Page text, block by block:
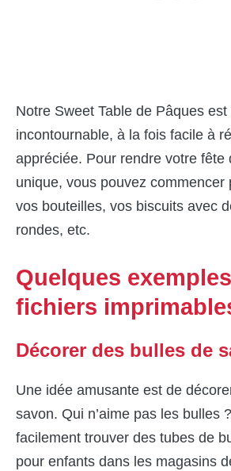
Notre Sweet Table de Pâques
incontournable, à la fois facile à
appréciée. Pour rendre votre fête
unique, vous pouvez commencer
vos bouteilles, vos biscuits avec
rondes, etc.
Quelques
fichiers
Décorer des bulles de
Une idée amusante est de
savon. Qui n’aime pas les bulles
facilement trouver des tubes de
pour enfants dans les magasins